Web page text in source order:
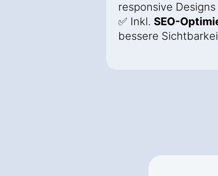
responsive Designs
✅ Inkl. SEO-
bessere